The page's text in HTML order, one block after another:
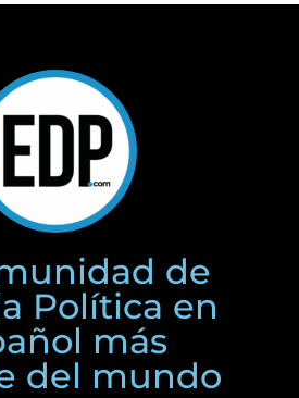
de
Política en
más
del mundo